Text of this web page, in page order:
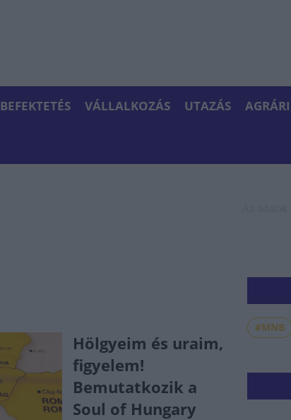
BEFEKTETÉS VÁLLALKOZÁS UTAZÁS
Hölgyeim és uraim,
figyelem!
Bemutatkozik a
Soul of Hungary
#MNB